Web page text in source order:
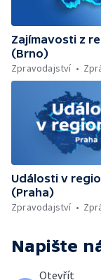
Zajímavosti z
(Brno)
Zpravodajství
Události v
(Praha)
Zpravodajství
Napište
Otevřít